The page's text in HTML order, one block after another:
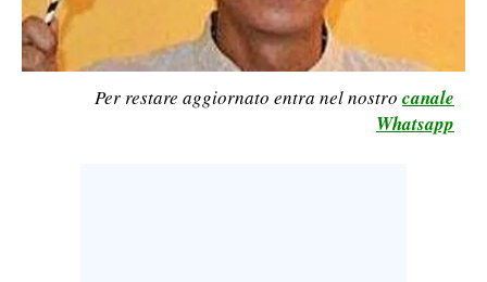
BASKET
VOLLEY
Per restare aggiornato entra nel nostro canale
Whatsapp